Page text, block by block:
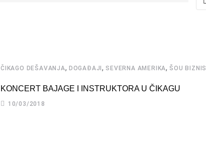
ČIKAGO DEŠAVANJA, DOGAĐAJI, SEVERNA AMERIKA, ŠOU BIZNIS
KONCERT BAJAGE I INSTRUKTORA U ČIKAGU
10/03/2018